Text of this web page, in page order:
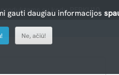
su kodu PERKU10
gauti daugiau informacijos
Ne, ačiū!